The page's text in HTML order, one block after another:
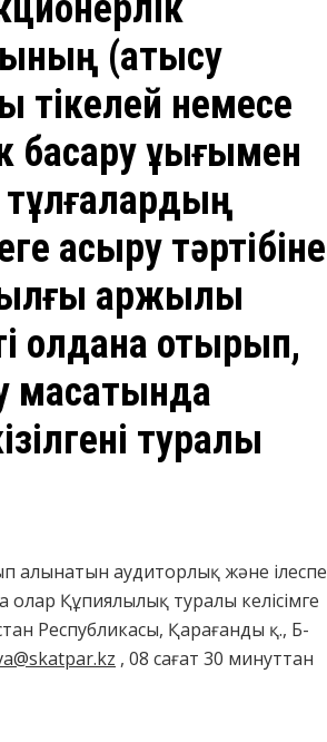
(қатысу
тікелей немесе
құқығымен
асыру тәртібіне
қаржылық
қолдана отырып,
мақсатында
туралы
алынатын аудиторлық және ілеспе
Құпиялылық туралы келісімге
Республикасы, Қарағанды қ., Б-
, 08 сағат 30 минуттан